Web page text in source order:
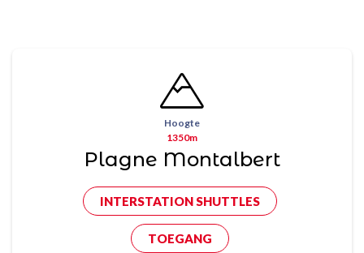
Hoogte
1350m
Plagne Montalbert
INTERSTATION SHUTTLES
TOEGANG